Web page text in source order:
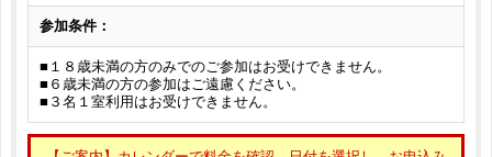
参加条件：
■１８歳未満の方のみでのご参加はお受けできません。
■６歳未満の方の参加はご遠慮ください。
■３名１室利用はお受けできません。